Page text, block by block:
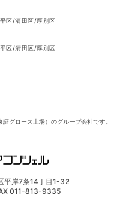
区 清田区 厚別区
区 清田区 厚別区
グロース上場）のグループ会社です。
平岸7条14丁目1-32
011-813-9335